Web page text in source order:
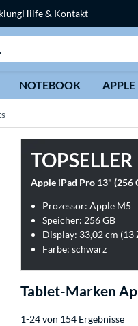
Hilfe & Kontakt
NOTEBOOK APPLE
TOPSELLER
Apple iPad Pro 13" (256
Prozessor: Apple M5
Speicher: 256 GB
Display: 33,02 cm (13
Farbe: schwarz
Tablet-Marken
1-24 von 154 Ergebnisse